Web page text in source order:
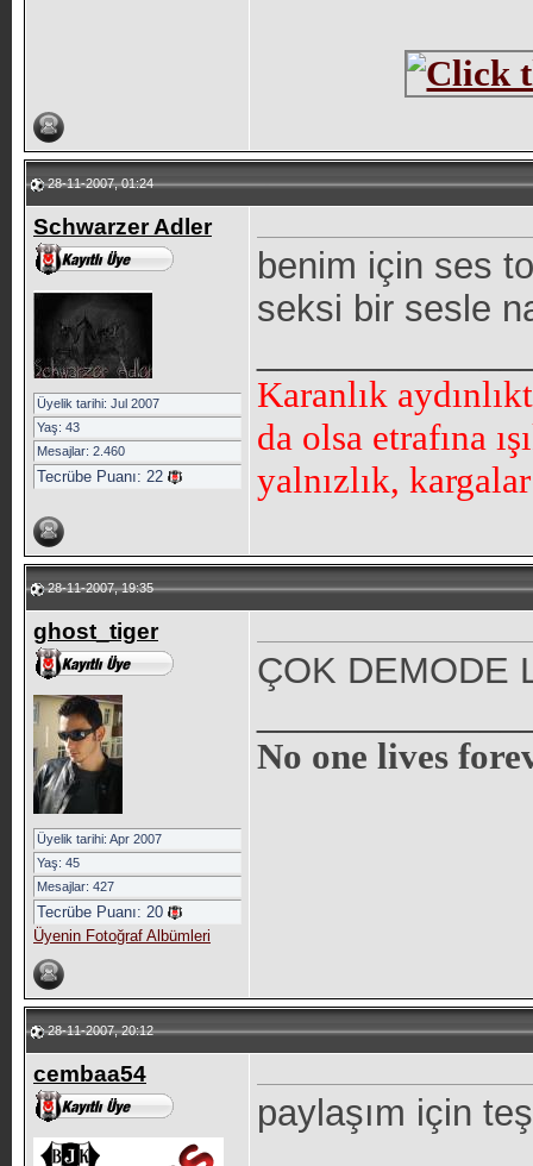
28-11-2007, 01:24
Schwarzer Adler
Üyelik tarihi: Jul 2007
Yaş: 43
Mesajlar: 2.460
Tecrübe Puanı: 22
benim için ses
seksi bir sesle
Karanlık
da olsa etrafına
yalnızlık,
28-11-2007, 19:35
ghost_tiger
Üyelik tarihi: Apr 2007
Yaş: 45
Mesajlar: 427
Tecrübe Puanı: 20
Üyenin Fotoğraf Albümleri
ÇOK DEMODE
No one lives
28-11-2007, 20:12
cembaa54
paylaşım için